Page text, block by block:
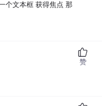
个文本框 获得焦点 那
赞